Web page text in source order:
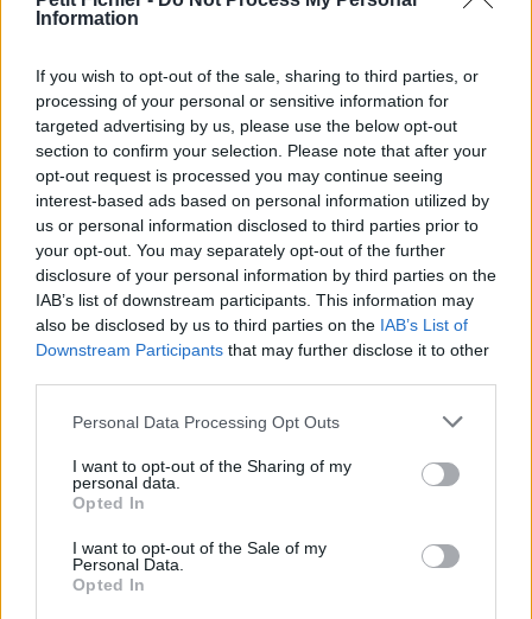
Information
If you wish to opt-out of the sale, sharing to third parties, or
processing of your personal or sensitive information for
targeted advertising by us, please use the below opt-out
section to confirm your selection. Please note that after your
opt-out request is processed you may continue seeing
interest-based ads based on personal information utilized by
us or personal information disclosed to third parties prior to
your opt-out. You may separately opt-out of the further
disclosure of your personal information by third parties on the
IAB’s list of downstream participants. This information may
also be disclosed by us to third parties on the IAB’s List of
Downstream Participants that may further disclose it to other
Personal Data Processing Opt Outs
I want to opt-out of the Sharing of my
personal data.
Opted In
I want to opt-out of the Sale of my
Personal Data.
Opted In
La présente page de téléchargement a été vue 1105 fois depuis
Page de téléchargement
https://www.petit-fichier.fr/2011/12/07/temps-moderne-1/
Copier
Partager le fichier
temps_moderne (1).pdf sur le
Web et les réseaux sociaux:
Télécharger le fichier temps_mo
derne (1).pdf